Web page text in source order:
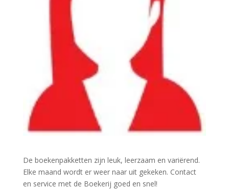
De boekenpakketten zijn leuk, leerzaam en variërend.
Elke maand wordt er weer naar uit gekeken. Contact
en service met de Boekerij goed en snel!